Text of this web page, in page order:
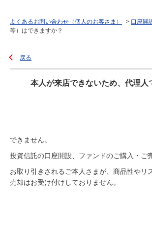
よくあるお問い合わせ（個人のお客さま） > 口座開
等）はできますか？
戻る
本人が来店できないため、代理
できません。
投資信託の口座開設、ファンドのご購入・
お取り引きされるご本人さまが、商品性や
売却はお受け付けしておりません。